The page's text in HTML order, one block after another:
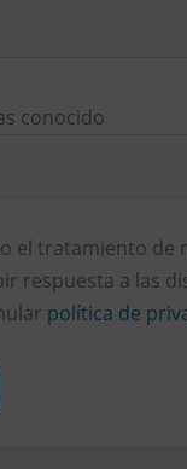
conocido
el tratamiento de
respuesta a las
política de